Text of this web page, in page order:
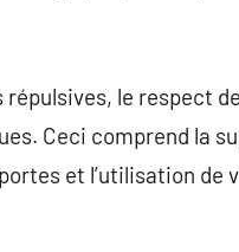
répulsives, le respect
Ceci comprend la
et l’utilisation de